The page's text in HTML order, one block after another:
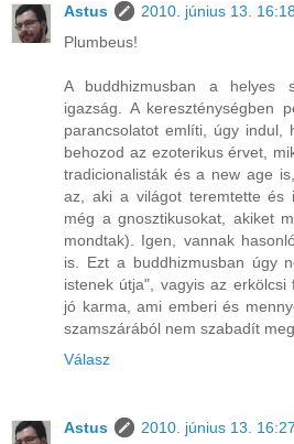
Astus
2010. június 13. 16:18
Plumbeus!
A buddhizmusban a helyes
igazság. A
parancsolatot említi, úgy indul,
behozod az ezoterikus érvet,
tradicionalisták és a new age
az, aki a világot teremtette és
még a gnosztikusokat, akiket
mondtak). Igen, vannak
is. Ezt a buddhizmusban úgy
istenek útja", vagyis az erkölcsi
jó karma, ami emberi és
szamszárából nem szabadít meg.
Válasz
Astus
2010. június 13. 16:27